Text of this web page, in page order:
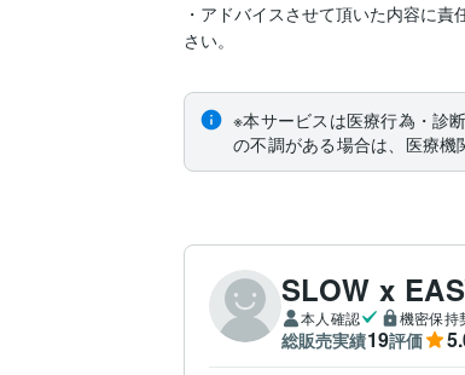
・アドバイスさせて頂いた内容に
さい。
※本サービスは医療行為・診
の不調がある場合は、医療機
SLOW x
本人確認 機密保持
総販売実績19評価